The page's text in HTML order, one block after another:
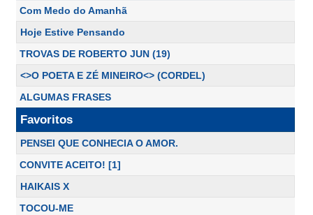
Com Medo do Amanhã
Hoje Estive Pensando
TROVAS DE ROBERTO JUN (19)
<>O POETA E ZÉ MINEIRO<> (CORDEL)
ALGUMAS FRASES
Favoritos
PENSEI QUE CONHECIA O AMOR.
CONVITE ACEITO! [1]
HAIKAIS X
TOCOU-ME